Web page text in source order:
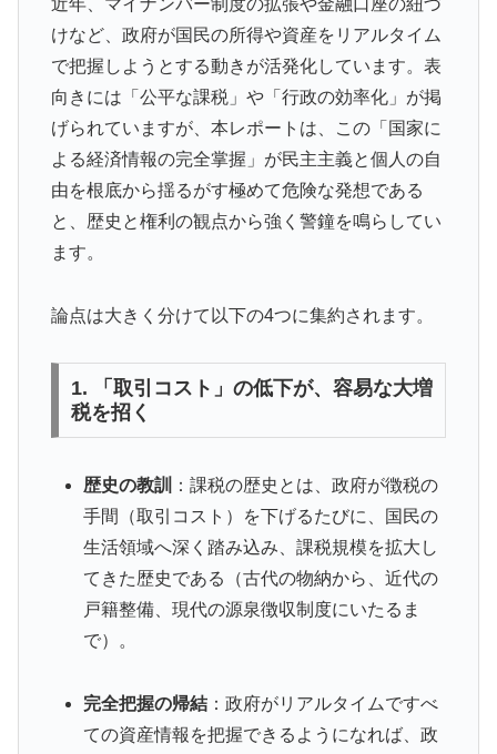
けなど、政府が国民の所得や資産をリアルタイム
で把握しようとする動きが活発化しています。表
向きには「公平な課税」や「行政の効率化」が掲
げられていますが、本レポートは、この「国家に
よる経済情報の完全掌握」が民主主義と個人の自
由を根底から揺るがす極めて危険な発想である
と、歴史と権利の観点から強く警鐘を鳴らしてい
ます。
論点は大きく分けて以下の4つに集約されます。
1. 「取引コスト」の低下が、容易な大増
税を招く
歴史の教訓
：課税の歴史とは、政府が徴税の
手間（取引コスト）を下げるたびに、国民の
生活領域へ深く踏み込み、課税規模を拡大し
てきた歴史である（古代の物納から、近代の
戸籍整備、現代の源泉徴収制度にいたるま
で）。
完全把握の帰結：政府がリアルタイムですべ
ての資産情報を把握できるようになれば、政